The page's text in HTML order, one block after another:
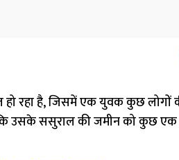
हो रहा है, जिसमें एक युवक कुछ लोगों
उसके ससुराल की जमीन को कुछ एक